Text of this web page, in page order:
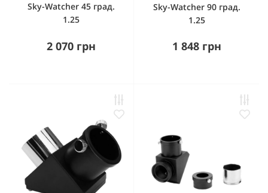
Sky-Watcher 45 град.
1.25
2 070 грн
Sky-Watcher 90 град.
1.25
1 848 грн